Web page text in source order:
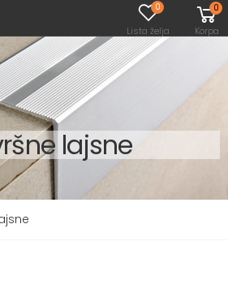
menu
0
Lista želja
0
Korpa
lajsne